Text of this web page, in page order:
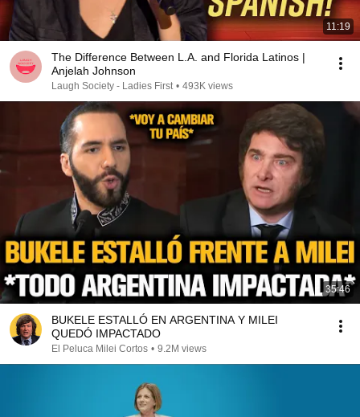
11:19
The Difference Between L.A. and Florida Latinos |
Anjelah Johnson
Laugh Society - Ladies First • 493K views
35:46
BUKELE ESTALLÓ EN ARGENTINA Y MILEI
QUEDÓ IMPACTADO
El Peluca Milei Cortos • 9.2M views